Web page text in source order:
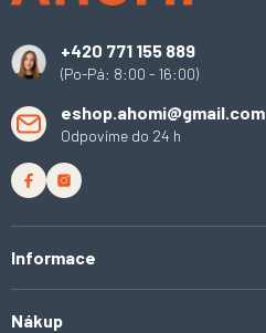
+420 771 155 889
(Po-Pá: 8:00 - 16:00)
eshop.ahomi@gmail.com
Odpovíme do 24 h
Informace
Nákup